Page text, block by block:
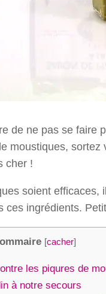
de ne pas se faire
moustiques,
cher !
soient
ces ingrédients.
[cacher]
les piqures de
à notre secours